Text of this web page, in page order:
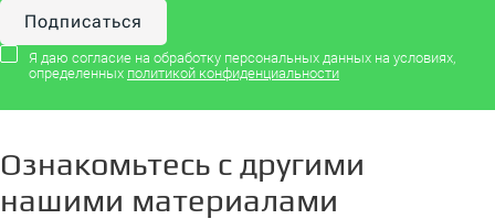
Я даю согласие на обработку персональных данных на условиях,
определенных политикой конфиденциальности
Ознакомьтесь с другими
нашими материалами